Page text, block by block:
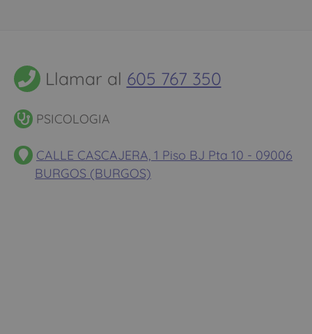
Llamar al 605 767 350
PSICOLOGIA
CALLE CASCAJERA, 1 Piso BJ Pta 10 - 09006
BURGOS (BURGOS)